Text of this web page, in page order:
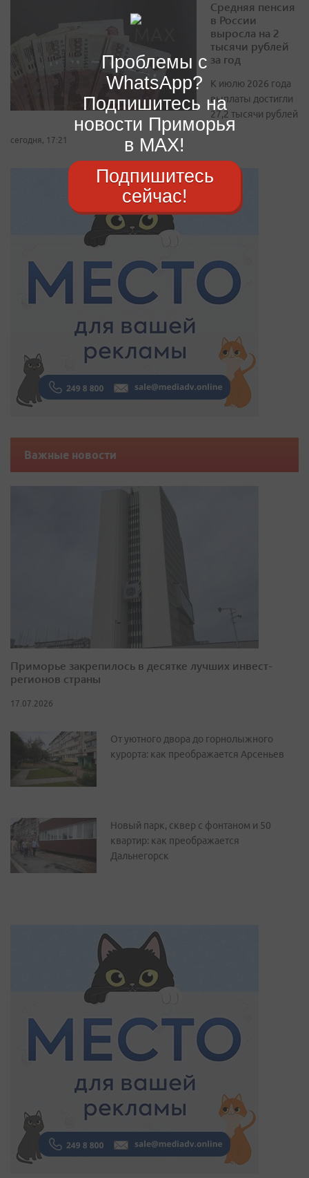
Средняя пенсия
в России
выросла на 2
тысячи рублей
за год
К июлю 2026 года
выплаты достигли
27,2 тысячи рублей
сегодня, 17:21
Важные новости
Приморье закрепилось в десятке лучших инвест-
регионов страны
17.07.2026
От уютного двора до горнолыжного
курорта: как преображается Арсеньев
Новый парк, сквер с фонтаном и 50
квартир: как преображается
Дальнегорск
Проблемы с
WhatsApp?
Подпишитесь на
новости Приморья
в MAX!
Подпишитесь
сейчас!